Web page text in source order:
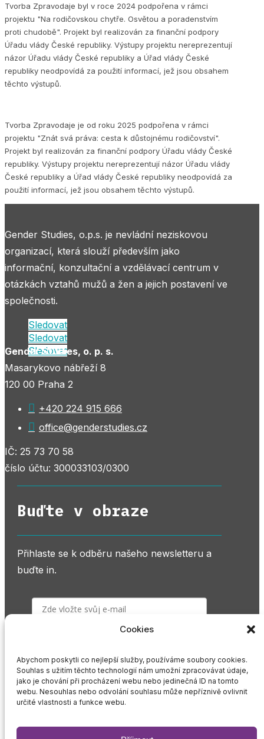
Cookies
Abychom poskytli co nejlepší služby, používáme soubory cookies.
Souhlas s užitím těchto technologií nám umožní zpracovávat údaje,
jako je chování při procházení webu nebo jedinečná ID na tomto
webu. Nesouhlas nebo odvolání souhlasu může nepříznivě ovlivnit
určité vlastnosti a funkce webu.
Tvorba Zpravodaje byl v roce 2024 podpořena v rámci
projektu "Na rodičovskou chytře. Osvětou a poradenstvím
proti chudobě". Projekt byl realizován za finanční podpory
Úřadu vlády České republiky. Výstupy projektu nereprezentují
názor Úřadu vlády České republiky a Úřad vlády České
republiky neodpovídá za použití informací, jež jsou obsahem
těchto výstupů.
Tvorba Zpravodaje je od roku 2025 podpořena v rámci
projektu "Znát svá práva: cesta k důstojnému rodičovství".
Projekt byl realizován za finanční podpory Úřadu vlády České
republiky. Výstupy projektu nereprezentují názor Úřadu vlády
České republiky a Úřad vlády České republiky neodpovídá za
použití informací, jež jsou obsahem těchto výstupů.
Gender Studies, o.p.s. je nevládní neziskovou
organizací, která slouží především jako
informační, konzultační a vzdělávací centrum v
otázkách vztahů mužů a žen a jejich postavení ve
společnosti.
Sledovat
Sledovat
Sledovat
Gender Studies, o. p. s.
Masarykovo nábřeží 8
120 00 Praha 2
 +420 224 915 666
 office@genderstudies.cz
IČ: 25 73 70 58
číslo účtu: 300033103/0300
Buďte v obraze
Přihlaste se k odběru našeho newsletteru a
buďte in.
Odesláním souhlasíte s našimi podmínkami
GDPR.